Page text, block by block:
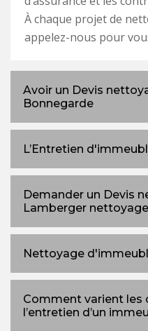
À chaque projet de
appelez-nous pour
Avoir un Devis
Bonnegarde
L’Entretien
Demander un Devis
Lamberger nettoyage
Nettoyage
Comment varient
l’entretien d’un